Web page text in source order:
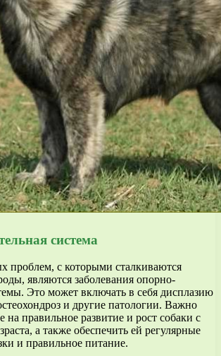
система
проблем, с которыми сталкиваются
являются заболевания опорно-
Это может включать в себя дисплазию
и другие патологии. Важно
на правильное развитие и рост собаки с
а также обеспечить ей регулярные
и правильное питание.